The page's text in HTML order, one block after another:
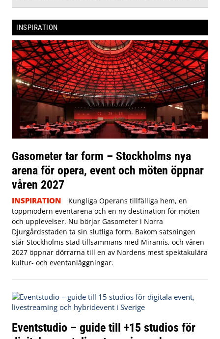
INSPIRATION
Gasometer tar form – Stockholms nya
arena för opera, event och möten öppnar
våren 2027
INSPIRATION
Kungliga Operans tillfälliga hem, en
toppmodern eventarena och en ny destination för möten
och upplevelser. Nu börjar Gasometer i Norra
Djurgårdsstaden ta sin slutliga form. Bakom satsningen
står Stockholms stad tillsammans med Miramis, och våren
2027 öppnar dörrarna till en av Nordens mest spektakulära
kultur- och eventanläggningar.
Eventstudio – guide till +15 studios för